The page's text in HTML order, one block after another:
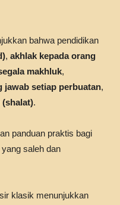
bahwa pendidikan
, akhlak kepada orang
makhluk,
jawab setiap perbuatan,
(shalat).
panduan praktis bagi
saleh dan
klasik menunjukkan